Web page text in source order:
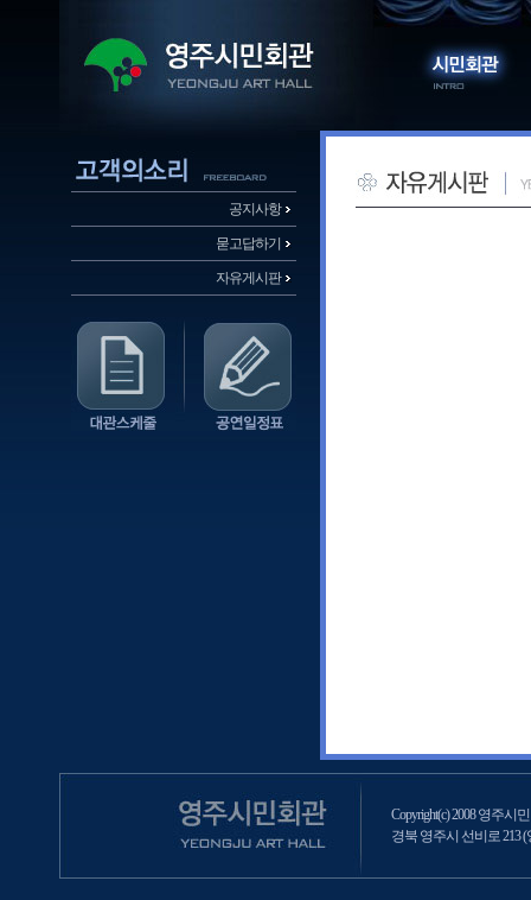
공지사항
묻고답하기
자유게시판
Copyright(c) 2008 영주시
경북 영주시 선비로 213 (